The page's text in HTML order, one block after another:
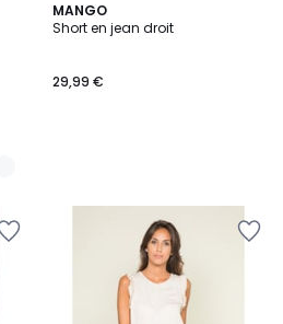
MANGO
Short en jean droit
29,99 €